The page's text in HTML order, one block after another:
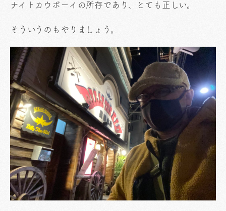
ナイトカウボーイの所存であり、とても正しい。
そういうのもやりましょう。